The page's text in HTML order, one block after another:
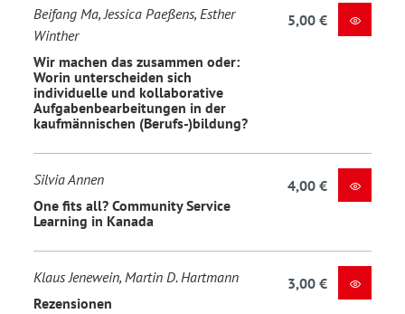
Beifang Ma, Jessica Paeßens, Esther
Winther
Wir machen das zusammen oder:
Worin unterscheiden sich
individuelle und kollaborative
Aufgabenbearbeitungen in der
kaufmännischen (Berufs-)bildung?
5,00 €
Silvia Annen
One fits all? Community Service
Learning in Kanada
4,00 €
Klaus Jenewein, Martin D. Hartmann
Rezensionen
3,00 €